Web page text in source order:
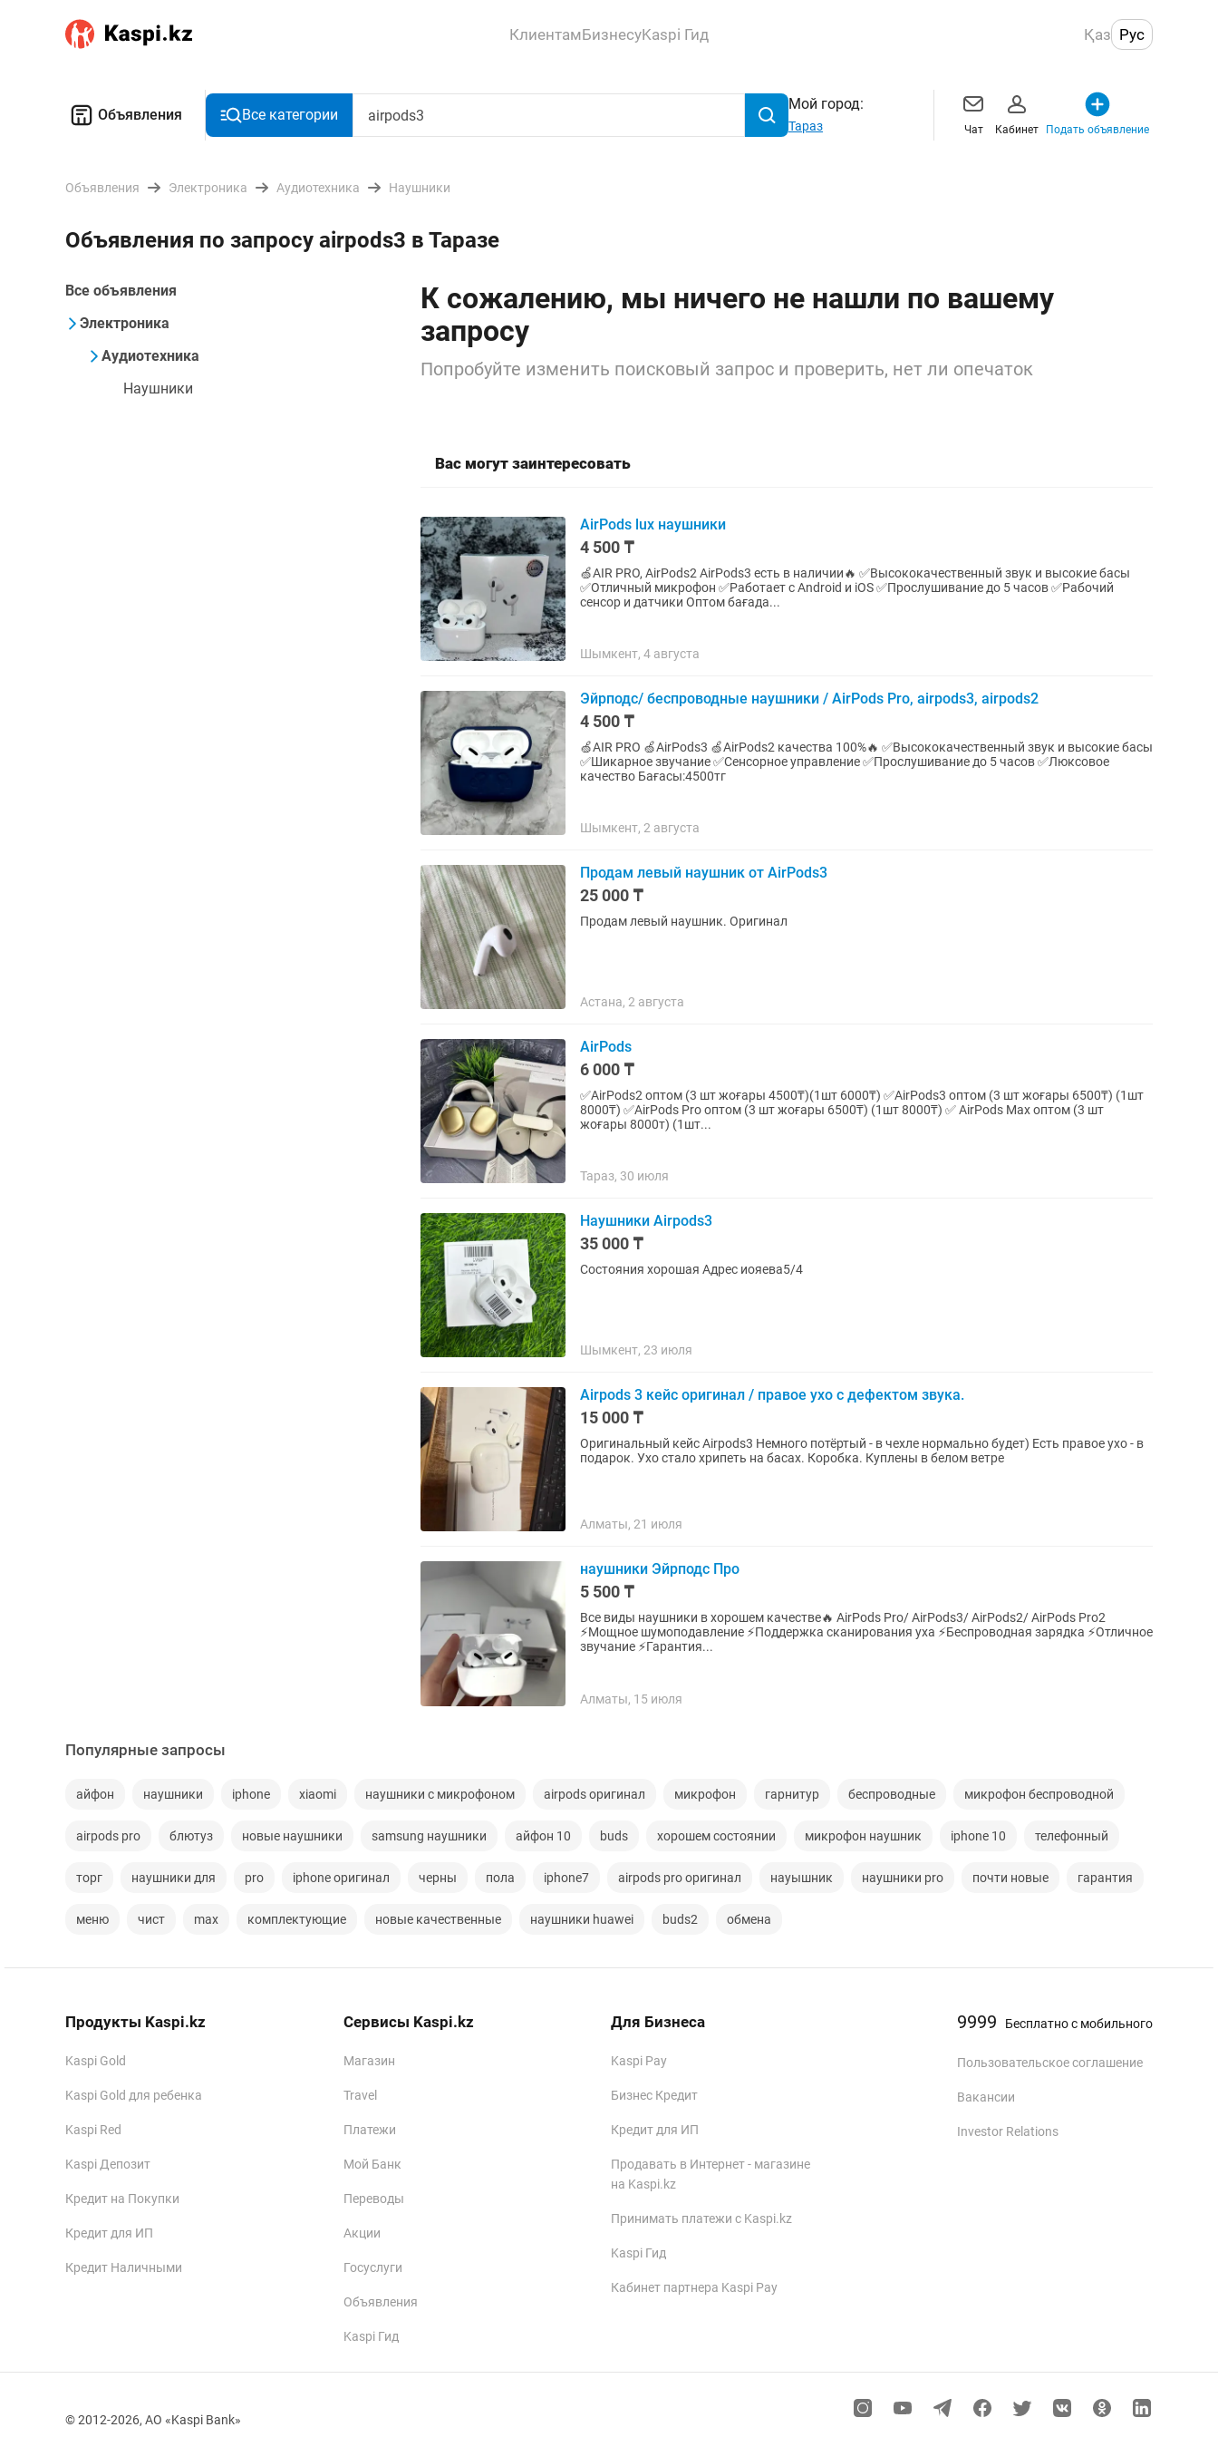
КлиентамБизнесуKaspi Гид Қаз Рус
Объявления Все категории
Мой город:
Тараз Чат Кабинет Подать объявление
Объявления Электроника Аудиотехника Наушники
Объявления по запросу airpods3 в Таразе
Все объявления
Электроника
Аудиотехника
Наушники
К сожалению, мы ничего не нашли по вашему
запросу
Попробуйте изменить поисковый запрос и проверить, нет ли опечаток
Вас могут заинтересовать
AirPods lux наушники
4 500 ₸
🍏AIR PRO, AirPods2 AirPods3 есть в наличии🔥 ✅Высококачественный звук и высокие басы
✅Отличный микрофон ✅️Работает с Android и iOS ✅Прослушивание до 5 часов ✅Рабочий
сенсор и датчики Оптом бағада...
Шымкент, 4 августа
Эйрподс/ беспроводные наушники / AirPods Pro, airpods3, airpods2
4 500 ₸
🍏AIR PRO 🍏AirPods3 🍏AirPods2 качества 100%🔥 ✅Высококачественный звук и высокие басы
✅Шикарное звучание ✅️Сенсорное управление ✅Прослушивание до 5 часов ✅️Люксовое
качество Бағасы:4500тг
Шымкент, 2 августа
Продам левый наушник от AirPods3
25 000 ₸
Продам левый наушник. Оригинал
Астана, 2 августа
AirPods
6 000 ₸
✅AirPods2 оптом (3 шт жоғары 4500₸)(1шт 6000₸) ✅AirPods3 оптом (3 шт жоғары 6500₸) (1шт
8000₸) ✅AirPods Pro оптом (3 шт жоғары 6500₸) (1шт 8000₸) ✅ AirPods Max оптом (3 шт
жоғары 8000т) (1шт...
Тараз, 30 июля
Наушники Airpods3
35 000 ₸
Состояния хорошая Адрес иояева5/4
Шымкент, 23 июля
Airpods 3 кейс оригинал / правое ухо с дефектом звука.
15 000 ₸
Оригинальный кейс Airpods3 Немного потёртый - в чехле нормально будет) Есть правое ухо - в
подарок. Ухо стало хрипеть на басах. Коробка. Куплены в белом ветре
Алматы, 21 июля
наушники Эйрподс Про
5 500 ₸
Все виды наушники в хорошем качестве🔥 AirPods Pro/ AirPods3/ AirPods2/ AirPods Pro2
⚡️Мощное шумоподавление ⚡️Поддержка сканирования уха ⚡️Беспроводная зарядка ⚡️Отличное
звучание ⚡️Гарантия...
Алматы, 15 июля
Популярные запросы
айфон наушники iphone xiaomi наушники с микрофоном airpods оригинал микрофон гарнитур беспроводные микрофон беспроводной
airpods pro блютуз новые наушники samsung наушники айфон 10 buds хорошем состоянии микрофон наушник iphone 10 телефонный
торг наушники для pro iphone оригинал черны пола iphone7 airpods pro оригинал науышник наушники pro почти новые гарантия
меню чист max комплектующие новые качественные наушники huawei buds2 обмена
Продукты Kaspi.kz
Kaspi Gold
Kaspi Gold для ребенка
Kaspi Red
Kaspi Депозит
Кредит на Покупки
Кредит для ИП
Кредит Наличными
Сервисы Kaspi.kz
Магазин
Travel
Платежи
Мой Банк
Переводы
Акции
Госуслуги
Объявления
Kaspi Гид
Для Бизнеса
Kaspi Pay
Бизнес Кредит
Кредит для ИП
Продавать в Интернет - магазине
на Kaspi.kz
Принимать платежи с Kaspi.kz
Kaspi Гид
Кабинет партнера Kaspi Pay
9999 Бесплатно с мобильного
Пользовательское соглашение
Вакансии
Investor Relations
© 2012-2026, АО «Kaspi Bank»